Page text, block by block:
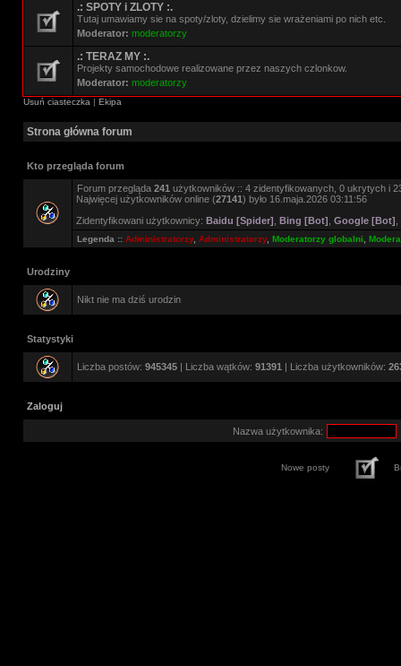
.: SPOTY i ZLOTY :.
Tutaj umawiamy sie na spoty/zloty, dzielimy sie wrażeniami po nich etc.
Moderator: moderatorzy
.: TERAZ MY :.
Projekty samochodowe realizowane przez naszych czlonkow.
Moderator: moderatorzy
Usuń ciasteczka | Ekipa
Strona główna forum
Kto przegląda forum
Forum przegląda 241 użytkowników :: 4 zidentyfikowanych, 0 ukrytych i
Najwięcej użytkowników online (27141) było 16.maja.2026 03:11:56
Zidentyfikowani użytkownicy: Baidu [Spider] Bing [Bot] Google [Bot]
Legenda :: Administratorzy, Administratorzy, Moderatorzy globalni
Urodziny
Nikt nie ma dziś urodzin
Statystyki
Liczba postów: 945345 | Liczba wątków: 91391 | Liczba użytkowników:
Zaloguj
Nazwa użytkownika:
Nowe posty